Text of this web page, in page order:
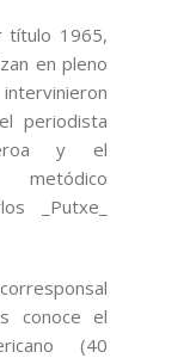
título 1965,
en pleno
periodista
y el
_Putxe_
conoce el
(40